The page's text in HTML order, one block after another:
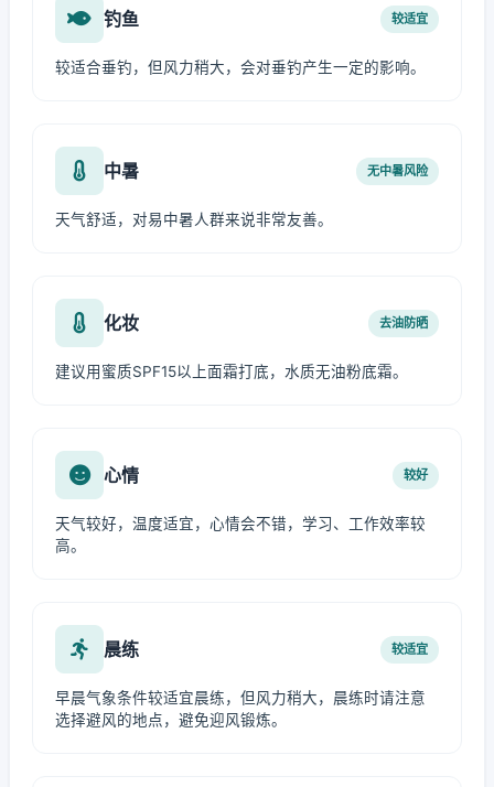
钓鱼 较适宜
较适合垂钓，但风力稍大，会对垂钓产生一定的影响。
中暑 无中暑风险
天气舒适，对易中暑人群来说非常友善。
化妆 去油防晒
建议用蜜质SPF15以上面霜打底，水质无油粉底霜。
心情 较好
天气较好，温度适宜，心情会不错，学习、工作效率较
高。
晨练 较适宜
早晨气象条件较适宜晨练，但风力稍大，晨练时请注意
选择避风的地点，避免迎风锻炼。